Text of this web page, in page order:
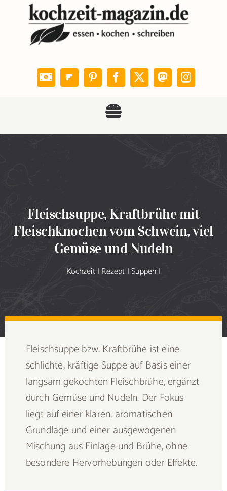
springen
Toggle
Sammlung
Portfolio
Galerie
Rezept senden
Fleischsuppe, Kraftbrühe mit
Fleischknochen vom Schwein, viel
Gemüse und Nudeln
Kochzeit| Rezept |Suppen |
Fleischsuppe bzw. Kraftbrühe ist eine
schlichte, kräftige Suppe auf Basis einer
langsam gekochten Fleischbrühe, ergänzt
durch Gemüse und Nudeln. Der Fokus
liegt auf einer klaren, aromatischen
Grundlage und einer ausgewogenen
Mischung aus Einlage und Brühe, ohne
besondere Hervorhebungen oder Effekte.